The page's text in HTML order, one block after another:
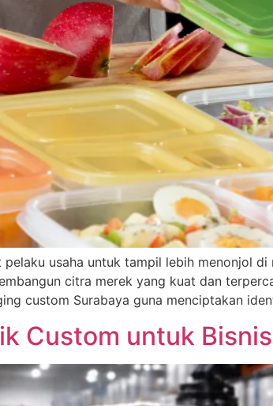
usaha untuk tampil lebih menonjol
citra merek yang kuat dan
custom Surabaya guna menciptakan
Custom untuk